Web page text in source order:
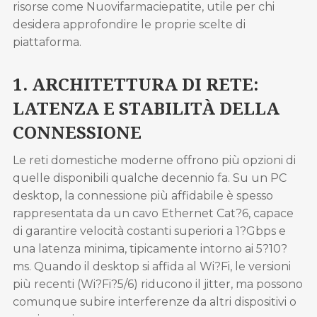
risorse come Nuovifarmaciepatite, utile per chi
desidera approfondire le proprie scelte di
piattaforma.
1. ARCHITETTURA DI RETE:
LATENZA E STABILITÀ DELLA
CONNESSIONE
Le reti domestiche moderne offrono più opzioni di
quelle disponibili qualche decennio fa. Su un PC
desktop, la connessione più affidabile è spesso
rappresentata da un cavo Ethernet Cat?6, capace
di garantire velocità costanti superiori a 1?Gbps e
una latenza minima, tipicamente intorno ai 5?10?
ms. Quando il desktop si affida al Wi?Fi, le versioni
più recenti (Wi?Fi?5/6) riducono il jitter, ma possono
comunque subire interferenze da altri dispositivi o